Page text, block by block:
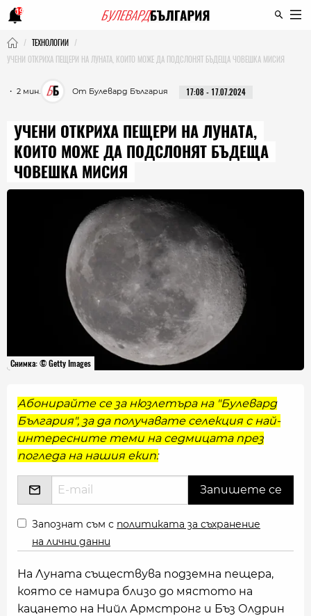
19
ТЕХНОЛОГИИ
УЧЕНИ ОТКРИХА ПЕЩЕРИ НА ЛУНАТА, КОИТО МОЖЕ ДА ПОДСЛОНЯТ БЪДЕЩА ЧОВЕШКА МИСИЯ
・ 2 мин. От Булевард България 17:08 - 17.07.2024
УЧЕНИ ОТКРИХА ПЕЩЕРИ НА ЛУНАТА,
КОИТО МОЖЕ ДА ПОДСЛОНЯТ БЪДЕЩА
ЧОВЕШКА МИСИЯ
Снимка: © Getty Images
Абонирайте се за нюзлетъра на "Булевард
България", за да получавате селекция с най-
интересните теми на седмицата през
погледа на нашия екип:
Запознат съм с политиката за съхранение
на лични данни
На Луната съществува подземна пещера,
която се намира близо до мястото на
кацането на Нийл Армстронг и Бъз Олдрин